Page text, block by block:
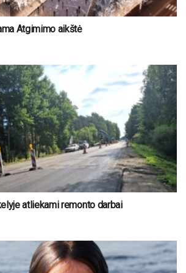
Atgimimo aikštė
atliekami remonto darbai